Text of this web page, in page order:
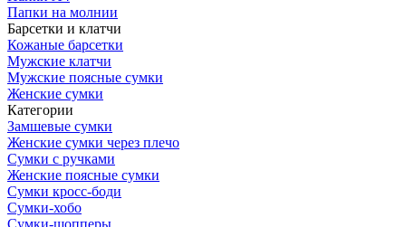
Папки на молнии
Барсетки и клатчи
Кожаные барсетки
Мужские клатчи
Мужские поясные сумки
Женские сумки
Категории
Замшевые сумки
Женские сумки через плечо
Сумки с ручками
Женские поясные сумки
Сумки кросс-боди
Сумки-хобо
Сумки-шопперы